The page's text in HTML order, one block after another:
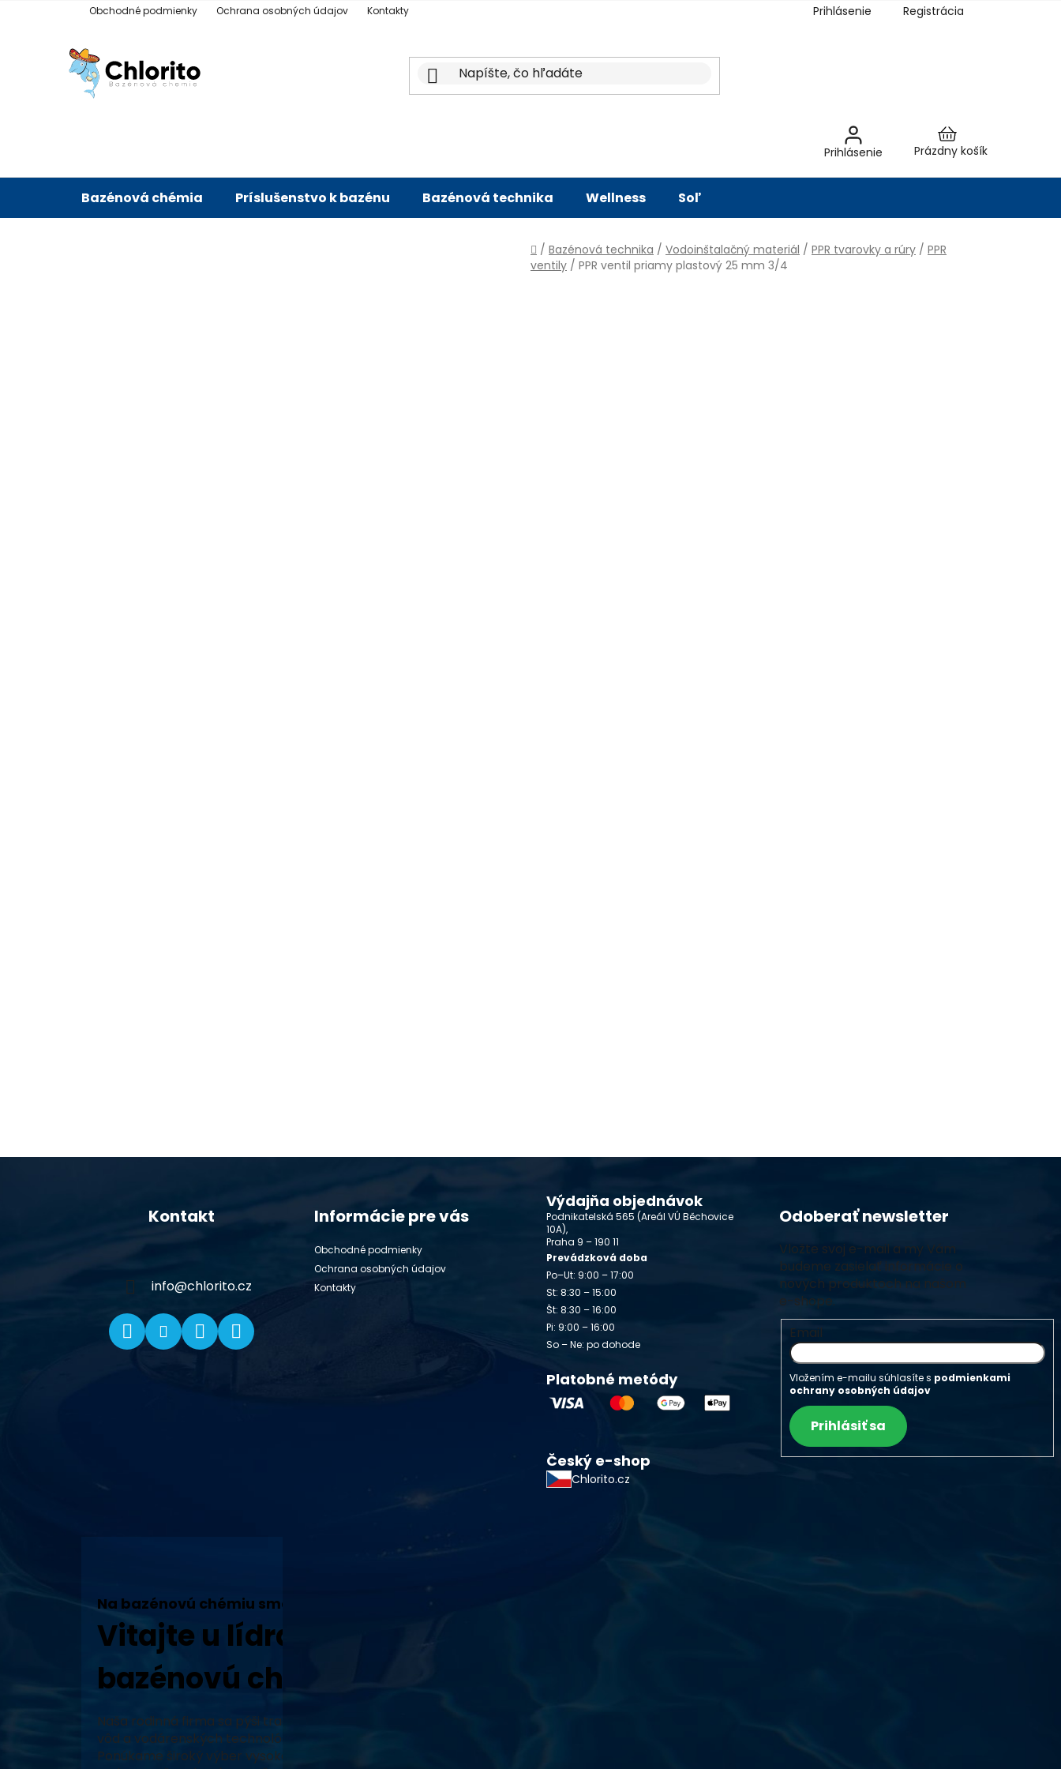
Obchodné podmienky Ochrana osobných údajov Kontakty Prihlásenie Registrácia
Prihlásenie
Nákupný
Prázdny košík
Bazénová chémia Príslušenstvo k bazénu Bazénová technika Wellness Soľ
Domov
/ Bazénová technika / Vodoinštalačný materiál / PPR tvarovky a rúry / PPR
ventily / PPR ventil priamy plastový 25 mm 3/4
Kontakt
info@chlorito.cz
Informácie pre vás
Obchodné podmienky
Ochrana osobných údajov
Kontakty
Výdajňa objednávok
Podnikatelská 565 (Areál VÚ Běchovice
10A),
Praha 9 – 190 11
Prevádzková doba
Po–Ut: 9:00 – 17:00
St: 8:30 – 15:00
Št: 8:30 – 16:00
Pi: 9:00 – 16:00
So – Ne: po dohode
Platobné metódy
Český e-shop
Chlorito.cz
Odoberať newsletter
Vložte svoj e-mail a my Vám
budeme zasielať informácie o
nových produktoch na našom
e-shope.
Email
Vložením e-mailu súhlasíte s podmienkami
ochrany osobných údajov
Prihlásiť sa
Na bazénovú chémiu sme tu my!
Vitajte u lídra v starostlivosti o vodu a
bazénovú chémiu!
Naša rodinná firma sa pýši tradíciou, vysokoškolským vzdelaním v oblasti čistiarní odpadových
vôd a vodárenských technológií a neustálym zdokonaľovaním v oblasti starostlivosti o vodu.
Ponúkame široký výber vysoko kvalitných prípravkov vlastnej výroby pre čistú a bezpečnú